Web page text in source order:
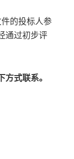
的投标人参
通过初步评
式联系。
理中心